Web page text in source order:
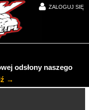
ZALOGUJ SIĘ
odsłony naszego
→